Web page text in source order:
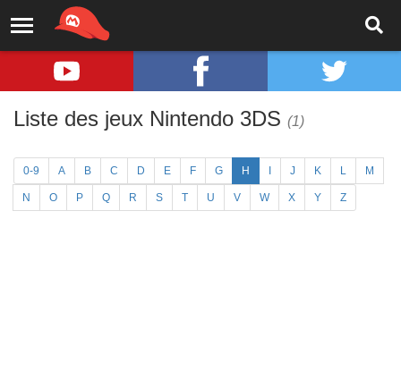
Liste des jeux Nintendo 3DS (1)
0-9 A B C D E F G H J K L M
N O P Q R S T U V W X Y Z